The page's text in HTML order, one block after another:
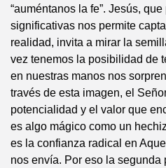
“auméntanos la fe”. Jesús,
significativas nos permite
realidad, invita a mirar la
vez tenemos la posibilidad de
en nuestras manos nos
través de esta imagen, el
potencialidad y el valor que
es algo mágico como un
es la confianza radical en
nos envía. Por eso la segunda